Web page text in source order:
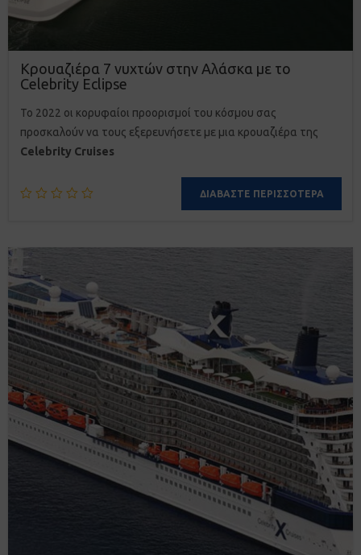
Κρουαζιέρα 7 νυχτών στην Αλάσκα με το
Celebrity Eclipse
Το 2022 οι κορυφαίοι προορισμοί του κόσμου σας
προσκαλούν να τους εξερευνήσετε με μια κρουαζιέρα της
Celebrity Cruises
ΔΙΑΒΆΣΤΕ ΠΕΡΙΣΣΌΤΕΡΑ